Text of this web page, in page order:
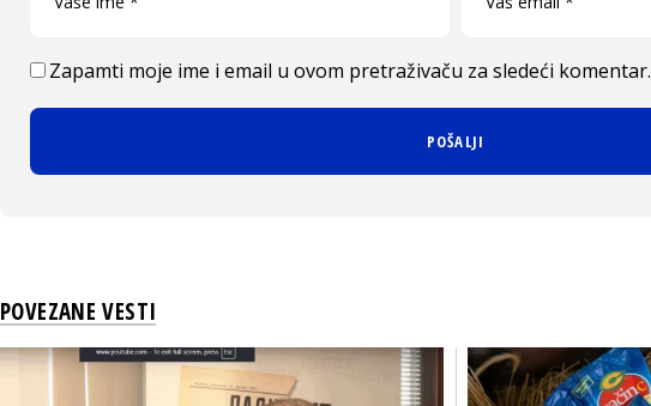
Zapamti moje ime i email u ovom pretraživaču za sledeći komentar.
POVEZANE VESTI